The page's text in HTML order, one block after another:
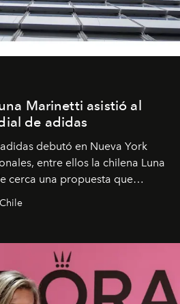
Marinetti asistió al
de adidas
debutó en Nueva York
entre ellos la chilena Luna
cerca una propuesta que